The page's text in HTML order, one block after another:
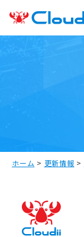
ホーム > 更新情報 >